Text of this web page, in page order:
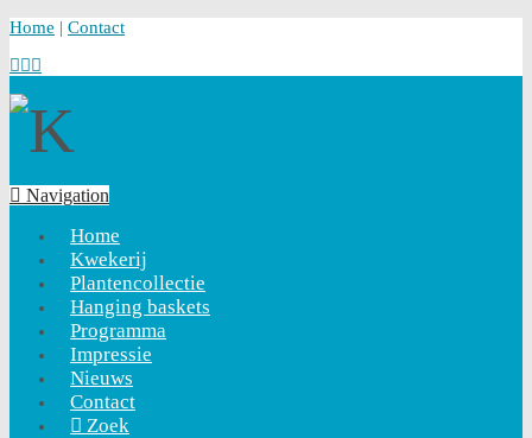
Home | Contact
Navigation
Home
Kwekerij
Plantencollectie
Hanging baskets
Programma
Impressie
Nieuws
Contact
Zoek